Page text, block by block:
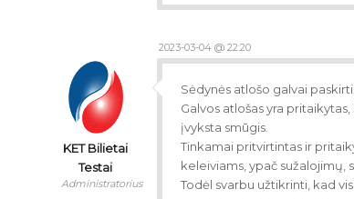
2023-03-04 @ 22:20
KET Bilietai
Testai
Administratorius
Sėdynės atlošo galvai
Galvos atlošas yra
įvyksta smūgis.
Tinkamai pritvirtintas ir
keleiviams, ypač sužalojimų,
Todėl svarbu užtikrinti, kad